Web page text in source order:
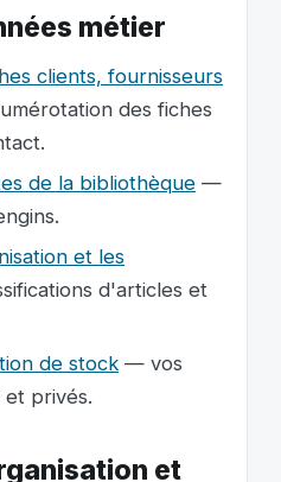
métier
clients, fournisseurs
des fiches
de la bibliothèque —
et les
d'articles et
de stock — vos
privés.
et